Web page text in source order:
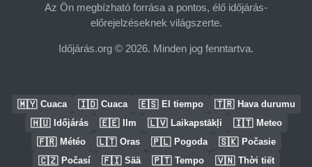
Az Ön megbízható forrása a pontos, élő időjárás-
előrejelzéseknek világszerte.
Időjárás.org © 2026. Minden jog fenntartva.
🇲🇾 Cuaca 🇮🇩 Cuaca 🇪🇸 El tiempo 🇹🇷 Hava durumu
🇭🇺 Időjárás 🇪🇪 Ilm 🇱🇻 Laikapstākļi 🇮🇹 Meteo
🇫🇷 Météo 🇱🇹 Oras 🇵🇱 Pogoda 🇸🇰 Počasie
🇨🇿 Počasí 🇫🇮 Sää 🇵🇹 Tempo 🇻🇳 Thời tiết